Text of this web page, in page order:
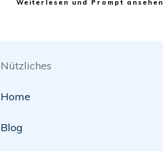
Weiterlesen und Prompt ansehen
Nützliches
Home
Blog